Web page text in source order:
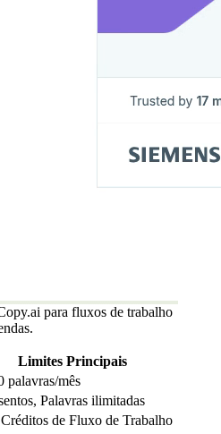
para fluxos de trabalho
Limites Principais
palavras/mês
Palavras ilimitadas
de Fluxo de Trabalho